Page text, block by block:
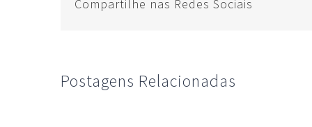
Compartilhe nas Redes Sociais
Postagens Relacionadas